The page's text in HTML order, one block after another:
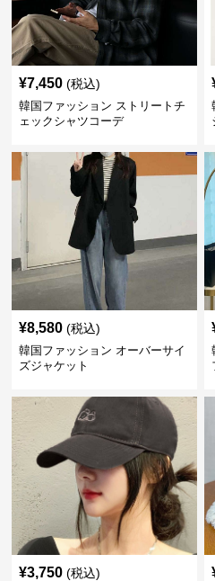
¥7,450 (税込)
韓国ファッション ストリートチ
ェックシャツコーデ
¥8,580 (税込)
韓国ファッション オーバーサイ
ズジャケット
¥3,750 (税込)